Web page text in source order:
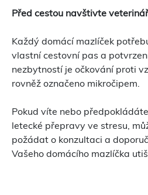
Před cestou navštivte
Každý domácí mazlíček
vlastní cestovní pas a
nezbytností je očkování proti
rovněž označeno mikročipem.
Pokud víte nebo
letecké přepravy ve stresu,
požádat o konzultaci a
Vašeho domácího mazlíčka